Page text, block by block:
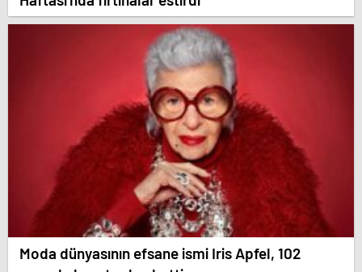
Moda dünyasının efsane ismi Iris Apfel, 102